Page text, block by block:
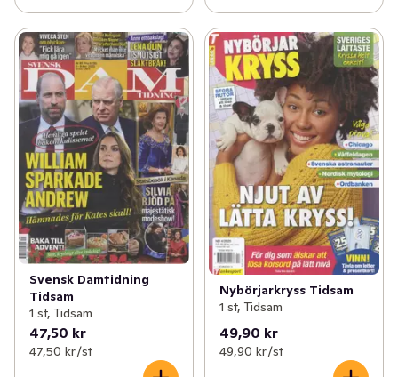
Svensk Damtidning
Tidsam
1 st, Tidsam
47,50 kr
47,50 kr /st
Nybörjarkryss Tidsam
1 st, Tidsam
49,90 kr
49,90 kr /st